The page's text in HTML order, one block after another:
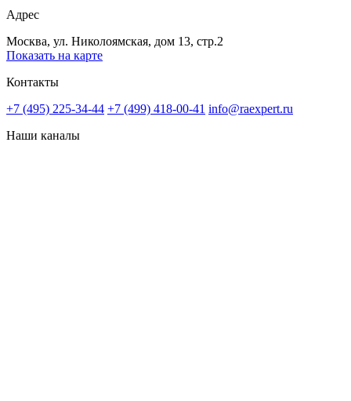
Адрес
Москва, ул. Николоямская, дом 13, стр.2
Показать на карте
Контакты
+7 (495) 225-34-44 +7 (499) 418-00-41 info@raexpert.ru
Наши каналы